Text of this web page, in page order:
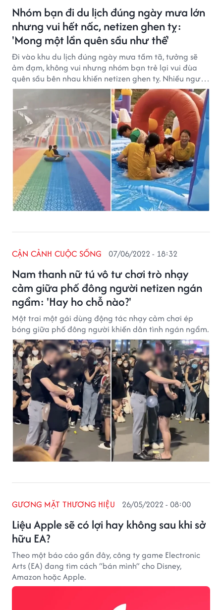
Nhóm bạn đi du lịch đúng ngày mưa lớn
nhưng vui hết nấc, netizen ghen tỵ:
'Mong một lần quên sầu như thế'
Đi vào khu du lịch đúng ngày mưa tầm tã, tưởng sẽ
ảm đạm, không vui nhưng nhóm bạn trẻ lại vui đùa
quên sầu bên nhau khiến netizen ghen tỵ. Nhiều người
cũng mong được một lần “đắm chìm” trong thanh
xuân của tuổi trẻ như thế.
Nam thanh nữ tú vô tư chơi trò nhạy
cảm giữa phố đông người netizen ngán
ngẩm: 'Hay ho chỗ nào?'
CẬN CẢNH CUỘC SỐNG 07/06/2022 - 18:32
Một trai một gái dùng động tác nhạy cảm chơi ép
bóng giữa phố đông người khiến dân tình ngán ngẩm.
Liệu Apple sẽ có lợi hay không sau khi sở
hữu EA?
GƯƠNG MẶT THƯƠNG HIỆU 26/05/2022 - 08:00
Theo một báo cáo gần đây, công ty game Electronic
Arts (EA) đang tìm cách “bán mình” cho Disney,
Amazon hoặc Apple.